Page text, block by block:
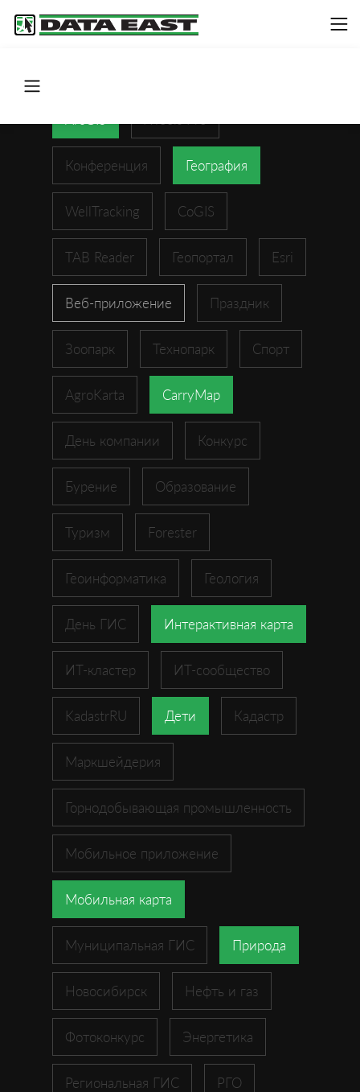
Конференция География
WellTracking CoGIS
TAB Reader Геопортал Esri
Веб-приложение Праздник
Зоопарк Технопарк Спорт
AgroKarta CarryMap
День компании Конкурс
Бурение Образование
Туризм Forester
Геоинформатика Геология
День ГИС Интерактивная карта
ИТ-кластер ИТ-сообщество
KadastrRU Дети Кадастр
Маркшейдерия
Горнодобывающая промышленность
Мобильное приложение
Мобильная карта
Муниципальная ГИС Природа
Новосибирск Нефть и газ
Фотоконкурс Энергетика
Региональная ГИС РГО